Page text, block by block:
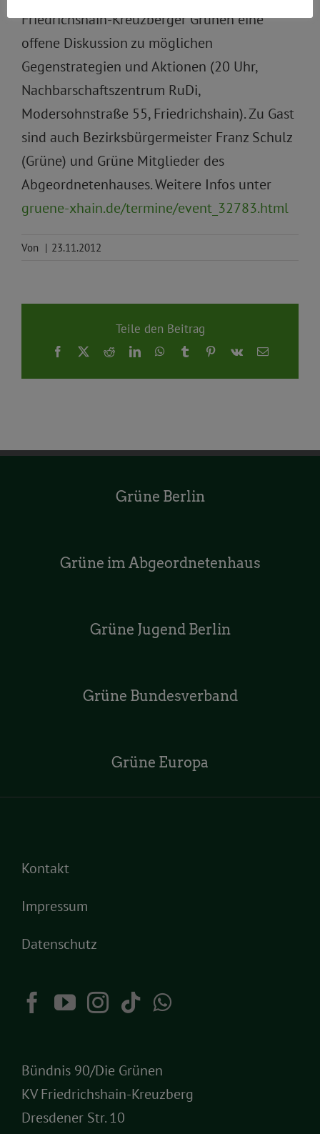
Friedrichshain-Kreuzberger Grünen eine
offene Diskussion zu möglichen
Gegenstrategien und Aktionen (20 Uhr,
Nachbarschaftszentrum RuDi,
Modersohnstraße 55, Friedrichshain). Zu Gast
sind auch Bezirksbürgermeister Franz Schulz
(Grüne) und Grüne Mitglieder des
Abgeordnetenhauses. Weitere Infos unter
gruene-xhain.de/termine/event_32783.html
Von | 23.11.2012
Teile den Beitrag
Facebook
X RedditLinkedInWhatsApp
TumblrPinterest
Vk
E-
Grüne Berlin
Grüne im Abgeordnetenhaus
Grüne Jugend Berlin
Grüne Bundesverband
Grüne Europa
Kontakt
Impressum
Datenschutz
Bündnis 90/Die Grünen
KV Friedrichshain-Kreuzberg
Dresdener Str. 10